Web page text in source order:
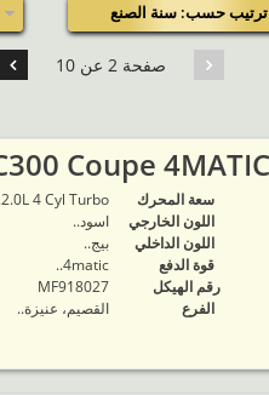
ترتيب حسب: سنة الصنع
صفحة 2 عن 10
‬سعة المحرك
2.0L 4 Cyl Turbo..
اللون الخارجي
اسود..
اللون الداخلي
بيج..
قوة الدفع
4matic..
رقم الهيكل
MF918027
الفرع
القصيم، عنيزة..